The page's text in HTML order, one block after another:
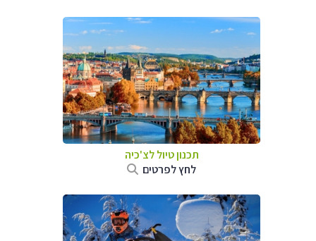
תכנון טיול לצ'כיה
לחץ לפרטים